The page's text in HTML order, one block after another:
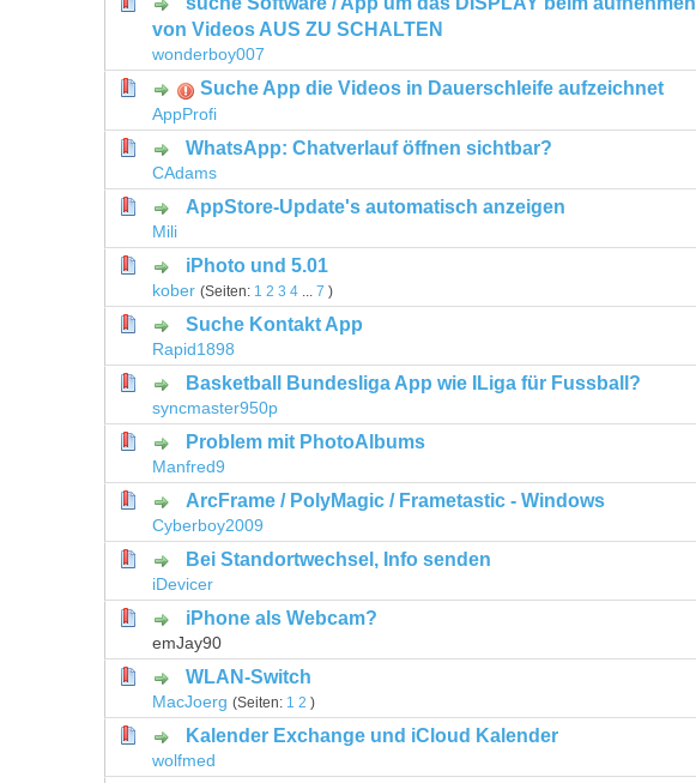
von Videos AUS ZU SCHALTEN
wonderboy007
0 Bewertung(en) - 0 von 5 durchschnittlich
1234
Suche App die Videos in Dauerschleife aufzeichnet
AppProfi
0 Bewertung(en) - 0 von 5 durchschnittlich
12 345
WhatsApp: Chatverlauf öffnen sichtbar?
CAdams
0 Bewertung(en) - 0 von 5 durchschnittlich
12345
AppStore-Update's automatisch anzeigen
Mili
0 Bewertung(en) - 0 von 5 durchschnittlich
12345
iPhoto und 5.01
kober (Seiten: 1 2 3 4 7 )
1 Bewertung(en) - 5 von 5 durchschnittlich
Suche Kontakt App
Rapid1898
0 Bewertung(en) - 0 von 5 durchschnittlich
Basketball Bundesliga App wie ILiga für Fussball?
syncmaster950p
0 Bewertung(en) - 0 von 5 durchschnittlich
123 45
Problem mit PhotoAlbums
Manfred9
0 Bewertung(en) - 0 von 5 durchschnittlich
12
ArcFrame / PolyMagic / Frametastic - Windows
Cyberboy2009
0 Bewertung(en) - 0 von 5 durchschnittlich
12345
Bei Standortwechsel, Info senden
iDevicer
0 Bewertung(en) - 0 von 5 durchschnittlich
12345
iPhone als Webcam?
emJay90
0 Bewertung(en) - 0 von 5 durchschnittlich
WLAN-Switch
MacJoerg (Seiten: 1 2 )
0 Bewertung(en) - 0 von 5 durchschnittlich
Kalender Exchange und iCloud Kalender
wolfmed
0 Bewertung(en) - 0 von 5 durchschnittlich
12345